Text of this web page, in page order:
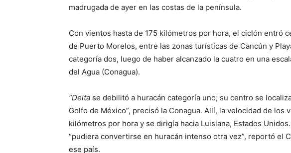
madrugada de ayer en las costas de la península.
Con vientos hasta de 175 kilómetros por hora, el ciclón entró
de Puerto Morelos, entre las zonas turísticas de Cancún y
categoría dos, luego de haber alcanzado la cuatro en una
del Agua (Conagua).
“Delta se debilitó a huracán categoría uno; su centro se
Golfo de México”, precisó la Conagua. Allí, la velocidad de los
kilómetros por hora y se dirigía hacia Luisiana, Estados
“pudiera convertirse en huracán intenso otra vez”, reportó el
ese país.